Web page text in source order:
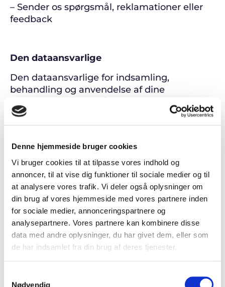
Denne hjemmeside bruger cookies
Vi bruger cookies til at tilpasse vores indhold og
annoncer, til at vise dig funktioner til sociale medier og til
at analysere vores trafik. Vi deler også oplysninger om
din brug af vores hjemmeside med vores partnere inden
for sociale medier, annonceringspartnere og
analysepartnere. Vores partnere kan kombinere disse
data med andre oplysninger, du har givet dem, eller som
de har indsamlet fra din brug af deres tjenester.
Nødvendig
– Sender os spørgsmål, reklamationer eller
feedback
Den dataansvarlige
Den dataansvarlige for indsamling,
behandling og anvendelse af dine
personoplysninger på Antcooperation.dk er
Maria Gaarde, Vejlsøvej 51, 8600 Silkeborg.
Behandlingsgrundlag og formål
Dine almindelige kontaktoplysninger som
navn og adresse indhenter vi for at kunne
levere det produkt eller den ydelse, som du
har købt hos os. Din e-mailadresse indhenter
vi for at kunne sende dig en
ordrebekræftelse samt en
leveringsbekræftelse.
mailadresse, hvis du har givet samtykke til